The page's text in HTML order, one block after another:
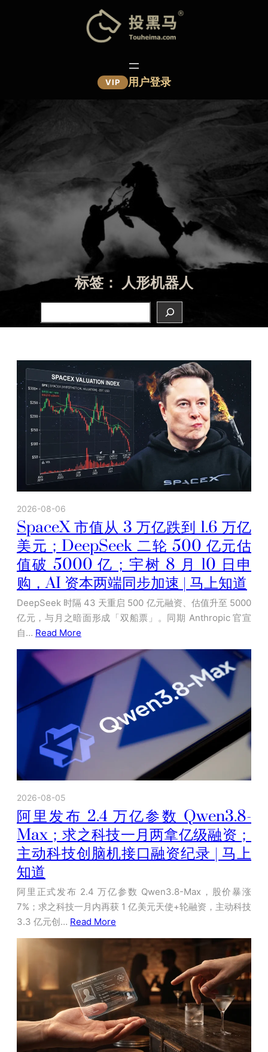
VIP 用户登录
标签： 人形机器人
2026-08-06
SpaceX 市值从 3 万亿跌到 1.6 万亿
美元；DeepSeek 二轮 500 亿元估
值破 5000 亿；宇树 8 月 10 日申
购，AI 资本两端同步加速 | 马上知道
DeepSeek 时隔 43 天重启 500 亿元融资、估值升至 5000
亿元，与月之暗面形成「双船票」。同期 Anthropic 官宣
自… Read More
2026-08-05
阿里发布 2.4 万亿参数 Qwen3.8-
Max；求之科技一月两拿亿级融资；
主动科技创脑机接口融资纪录 | 马上
知道
阿里正式发布 2.4 万亿参数 Qwen3.8-Max，股价暴涨
7%；求之科技一月内再获 1 亿美元天使+轮融资，主动科技
3.3 亿元创… Read More